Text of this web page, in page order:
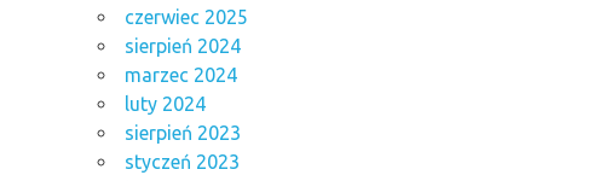
czerwiec 2025
sierpień 2024
marzec 2024
luty 2024
sierpień 2023
styczeń 2023